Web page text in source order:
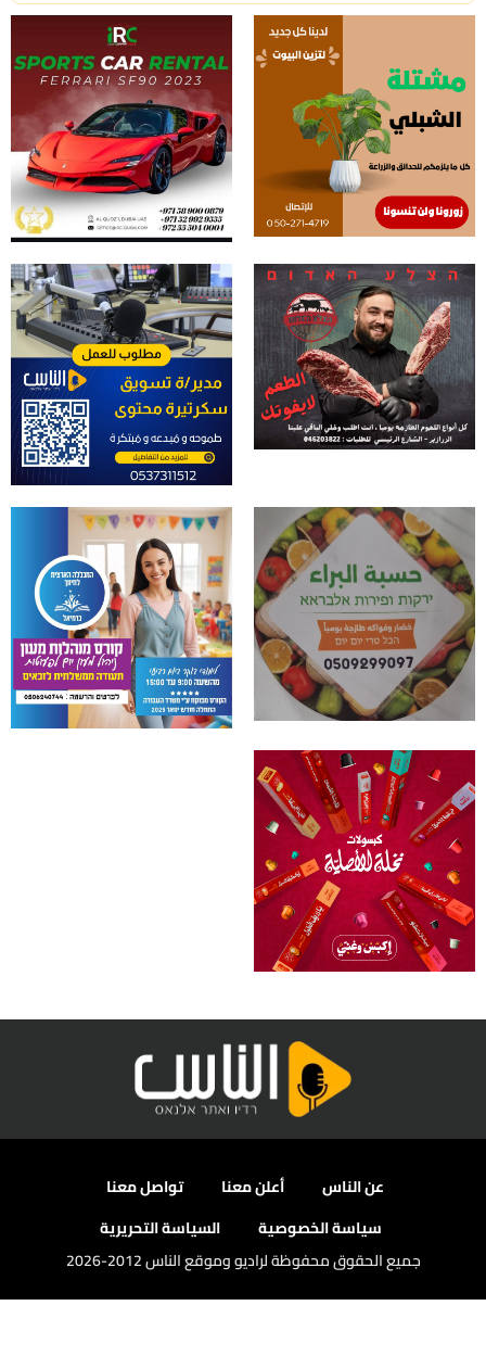
عن الناس أعلن معنا
تواصل معنا
سياسة الخصوصية
السياسة التحريرية
جميع الحقوق محفوظة لراديو وموقع الناس 2012-2026